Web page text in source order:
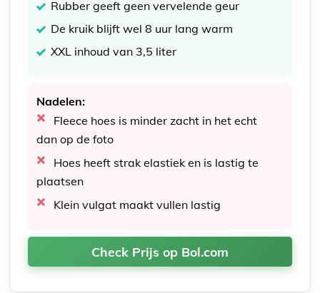
Rubber geeft geen vervelende geur
De kruik blijft wel 8 uur lang warm
XXL inhoud van 3,5 liter
Nadelen:
Fleece hoes is minder zacht in het echt
dan op de foto
Hoes heeft strak elastiek en is lastig te
plaatsen
Klein vulgat maakt vullen lastig
Check Prijs op Bol.com